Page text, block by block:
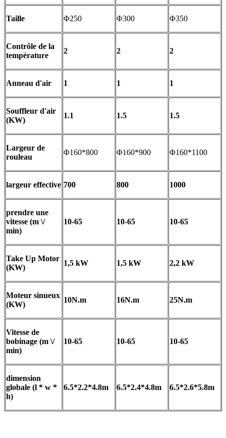
Taille Φ250 Φ300 Φ350
Contrôle de la
température
2 2 2
Anneau d'air 1 1 1
Souffleur d'air
(KW)
1.1 1.5 1.5
Largeur de
rouleau
Φ160*800 Φ160*900 Φ160*1100
largeur effective 700 800 1000
prendre une
vitesse (m \/
min)
10-65 10-65 10-65
Take Up Motor
(KW)
1,5 kW 1,5 kW 2,2 kW
Moteur sinueux
(KW)
10N.m 16N.m 25N.m
Vitesse de
bobinage (m \/
min)
10-65 10-65 10-65
dimension
globale (l * w *
h)
6.5*2.2*4.8m 6.5*2.4*4.8m 6.5*2.6*5.8m